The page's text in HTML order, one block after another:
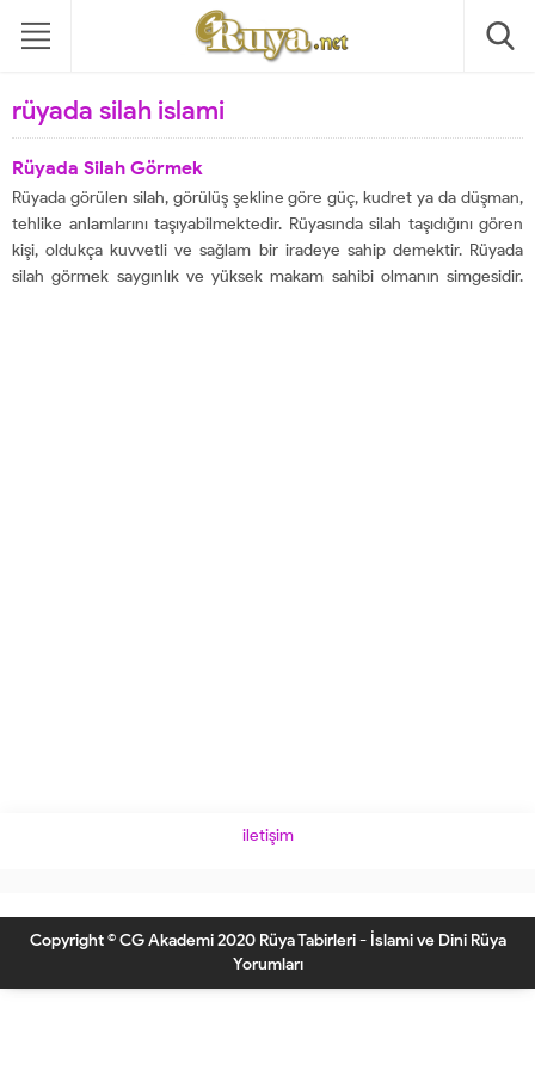
rüyada silah islami
Rüyada Silah Görmek
Rüyada görülen silah, görülüş şekline göre güç, kudret ya da düşman,
tehlike anlamlarını taşıyabilmektedir. Rüyasında silah taşıdığını gören
kişi, oldukça kuvvetli ve sağlam bir iradeye sahip demektir. Rüyada
silah görmek saygınlık ve yüksek makam sahibi olmanın simgesidir.
iletişim
Copyright © CG Akademi 2020 Rüya Tabirleri - İslami ve Dini Rüya
Yorumları